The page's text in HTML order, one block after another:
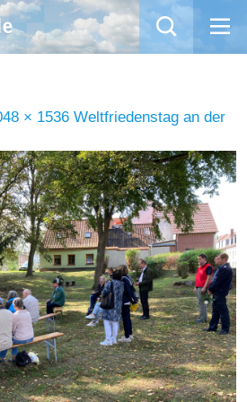
Kommentarrichtlinien und Netiquette für unsere Social Media-Kanäle
(Uckermark)
× 1536 Weltfriedenstag an der